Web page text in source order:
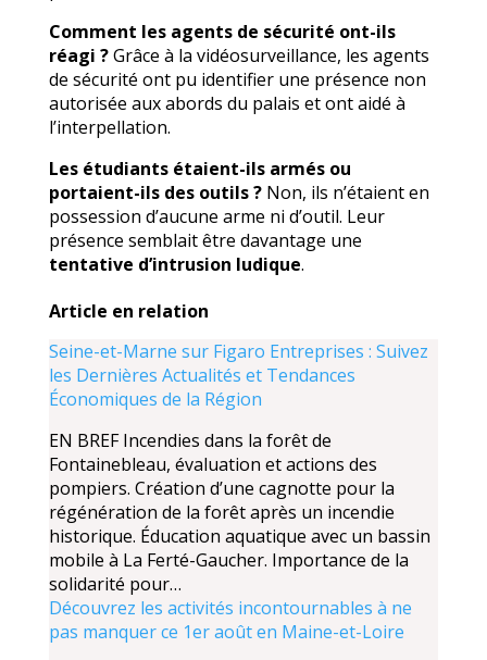
Comment les agents de sécurité ont-ils
réagi ?Grâce à la vidéosurveillance, les agents
de sécurité ont pu identifier une présence non
autorisée aux abords du palais et ont aidé à
l’interpellation.
Les étudiants étaient-ils armés ou
portaient-ils des outils ?Non, ils n’étaient en
possession d’aucune arme ni d’outil. Leur
présence semblait être davantage une
tentative d’intrusion ludique.
Article en relation
Seine-et-Marne sur Figaro Entreprises : Suivez
les Dernières Actualités et Tendances
Économiques de la Région
EN BREF Incendies dans la forêt de
Fontainebleau, évaluation et actions des
pompiers. Création d’une cagnotte pour la
régénération de la forêt après un incendie
historique. Éducation aquatique avec un bassin
mobile à La Ferté-Gaucher. Importance de la
solidarité pour…
Découvrez les activités incontournables à ne
pas manquer ce 1er août en Maine-et-Loire